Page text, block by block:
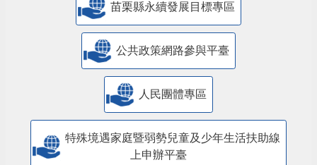
苗栗縣永續發展目標專區
公共政策網路參與平臺
人民團體專區
特殊境遇家庭暨弱勢兒童及少年生活扶助線
上申辦平臺